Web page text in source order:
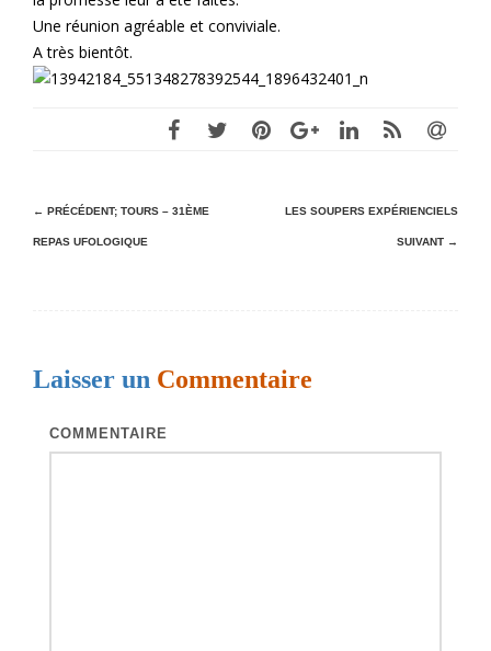
Une réunion agréable et conviviale.
A très bientôt.
N
a
a
← PRÉCÉDENT; TOURS – 31ÈME
REPAS UFOLOGIQUE
LES SOUPERS EXPÉRIENCIELS
SUIVANT →
Laisser un Commentaire
COMMENTAIRE